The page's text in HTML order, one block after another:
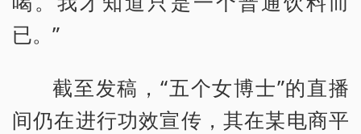
已。”
截至发稿，“五个女博士”的直播
间仍在进行功效宣传，其在某电商平